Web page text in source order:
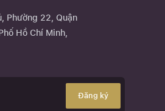
Phường 22, Quận
Hồ Chí Minh,
Đăng ký